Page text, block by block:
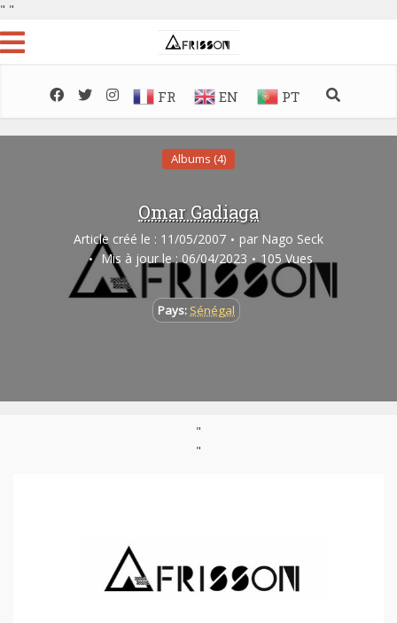
" "
FR EN PT
Albums (4)
Omar Gadiaga
Article créé le : 11/05/2007 par Nago Seck
Mis à jour le : 06/04/2023
105 Vues
Pays: Sénégal
"
"